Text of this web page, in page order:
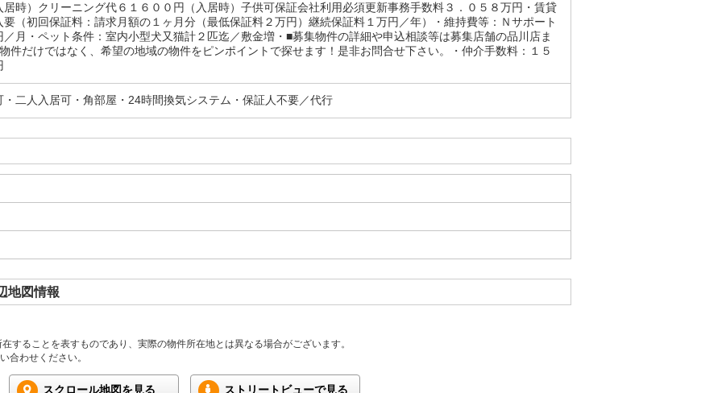
居時）クリーニング代６１６００円（入居時）子供可保証会社利用必須更新事務手数料３．０５８万円・賃貸
要（初回保証料：請求月額の１ヶ月分（最低保証料２万円）継続保証料１万円／年）・維持費等：Ｎサポート
／月・ペット条件：室内小型犬又猫計２匹迄／敷金増・■募集物件の詳細や申込相談等は募集店舗の品川店ま
件だけではなく、希望の地域の物件をピンポイントで探せます！是非お問合せ下さい。・仲介手数料：１５
・二人入居可・角部屋・24時間換気システム・保証人不要／代行
地図情報
することを表すものであり、実際の物件所在地とは異なる場合がございます。
合わせください。
スクロール地図を見る ストリートビューで見る